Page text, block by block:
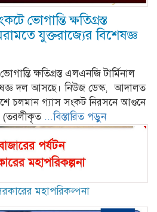
ভোগান্তি ক্ষতিগ্রস্ত
যুক্তরাজ্যের বিশেষজ্ঞ
ক্ষতিগ্রস্ত এলএনজি টার্মিনাল
দল আসছে। নিউজ ডেস্ক, আদালত
চলমান গ্যাস সংকট নিরসনে আগুনে
(তরলীকৃত ...বিস্তারিত পড়ুন
মহাপরিকল্পনা